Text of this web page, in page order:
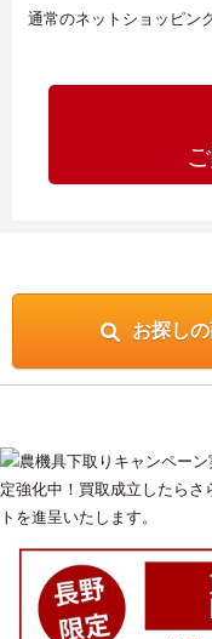
通常のネットショッピン
お探し